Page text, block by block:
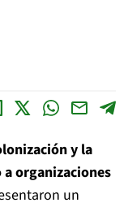
y la
organizaciones
un